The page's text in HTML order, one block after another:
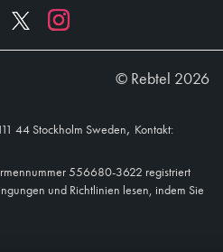
© Rebtel 2026
44 Stockholm Sweden, Kontakt:
556680-3622 registriert
und Richtlinien lesen, indem Sie